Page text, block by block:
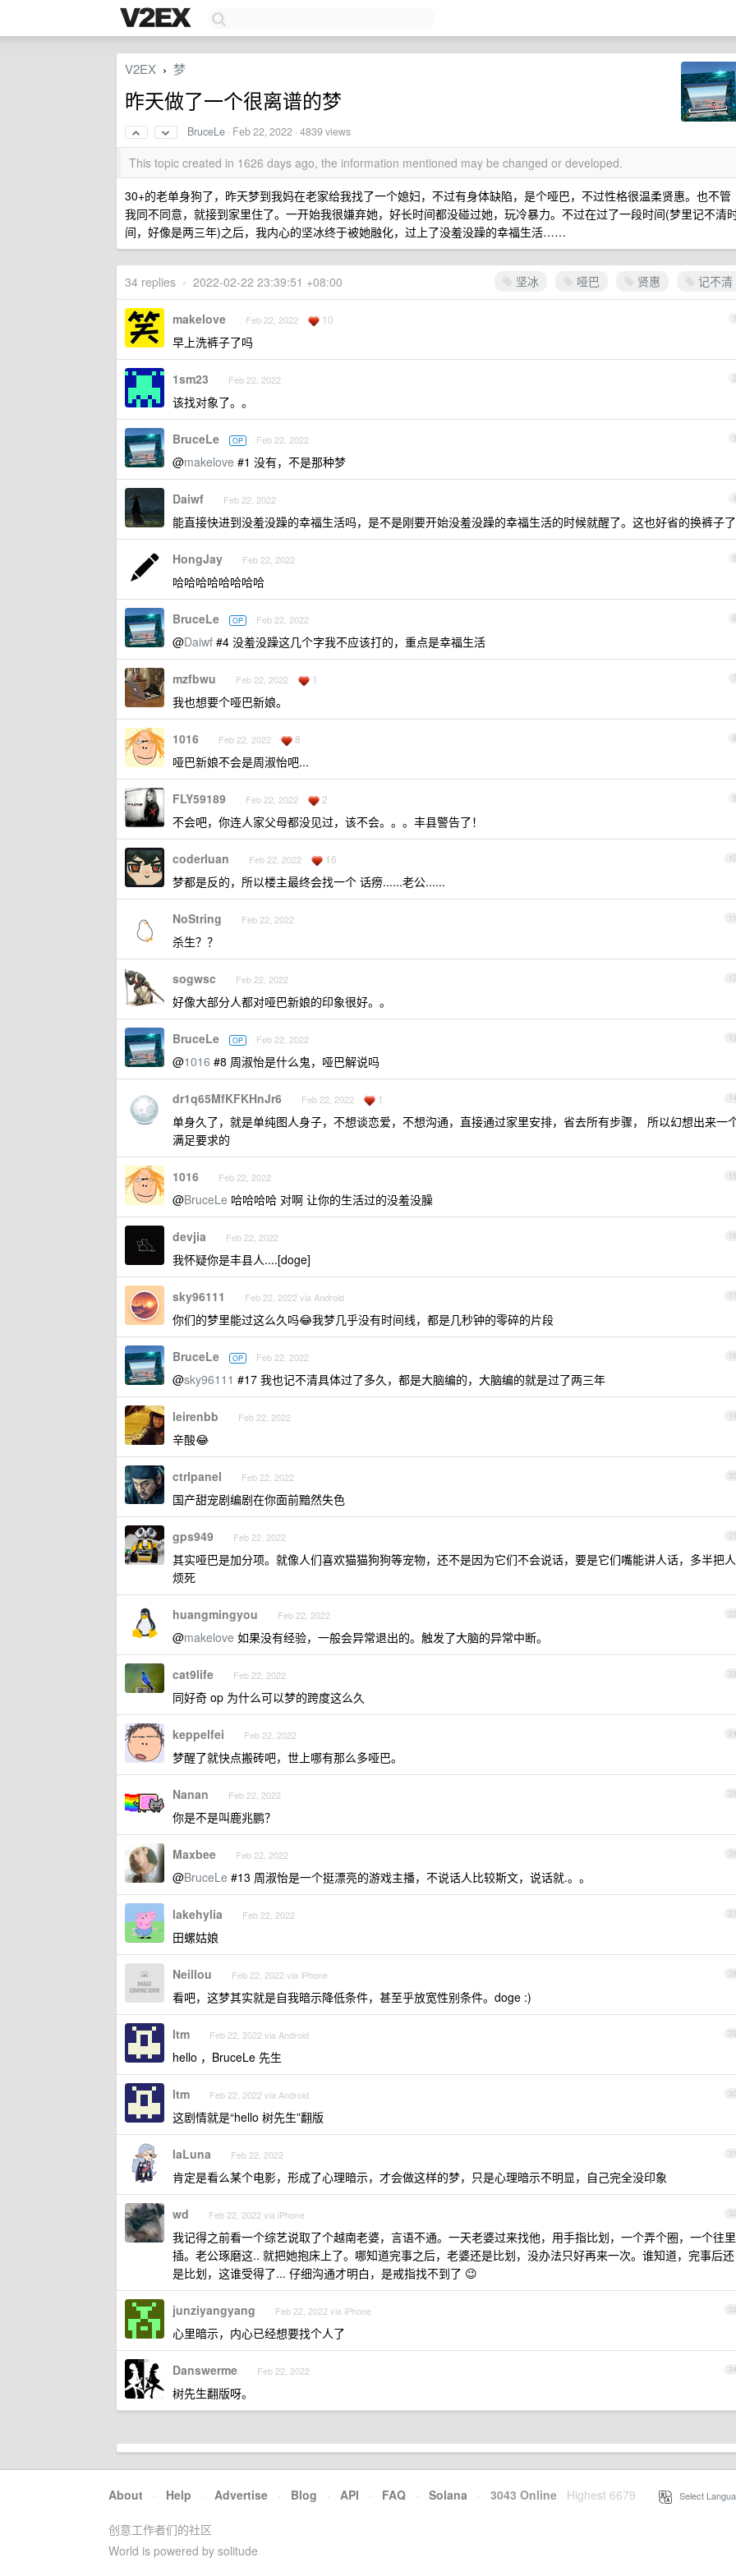
V2EX › 梦
昨天做了一个很离谱的梦
BruceLe · Feb 22, 2022 · 4839 views
This topic created in 1626 days ago, the information mentioned may be changed or developed.
30+的老单身狗了，昨天梦到我妈在老家给我找了一个媳妇，不过有身体缺陷，是个哑巴，不过性格很温柔贤惠。也不管
我同不同意，就接到家里住了。一开始我很嫌弃她，好长时间都没碰过她，玩冷暴力。不过在过了一段时间(梦里记不清
间，好像是两三年)之后，我内心的坚冰终于被她融化，过上了没羞没躁的幸福生活……
坚冰 哑巴 贤惠 记不清
34 replies • 2022-02-22 23:39:51 +08:00
1
makelove Feb 22, 2022 10
早上洗裤子了吗
2
1sm23 Feb 22, 2022
该找对象了。。
3
BruceLe OP Feb 22, 2022
@makelove #1 没有，不是那种梦
4
Daiwf Feb 22, 2022
能直接快进到没羞没躁的幸福生活吗，是不是刚要开始没羞没躁的幸福生活的时候就醒了。这也好省的换裤子了
5
HongJay Feb 22, 2022
哈哈哈哈哈哈哈哈
6
BruceLe OP Feb 22, 2022
@Daiwf #4 没羞没躁这几个字我不应该打的，重点是幸福生活
7
mzfbwu Feb 22, 2022 1
我也想要个哑巴新娘。
8
1016 Feb 22, 2022 8
哑巴新娘不会是周淑怡吧...
9
FLY59189 Feb 22, 2022 2
不会吧，你连人家父母都没见过，该不会。。。丰县警告了！
10
coderluan Feb 22, 2022 16
梦都是反的，所以楼主最终会找一个 话痨......老公......
11
NoString Feb 22, 2022
杀生？？
12
sogwsc Feb 22, 2022
好像大部分人都对哑巴新娘的印象很好。。
13
BruceLe OP Feb 22, 2022
@1016 #8 周淑怡是什么鬼，哑巴解说吗
14
dr1q65MfKFKHnJr6 Feb 22, 2022 1
单身久了，就是单纯图人身子，不想谈恋爱，不想沟通，直接通过家里安排，省去所有步骤， 所以幻想出来一
满足要求的
15
1016 Feb 22, 2022
@BruceLe 哈哈哈哈 对啊 让你的生活过的没羞没臊
16
devjia Feb 22, 2022
我怀疑你是丰县人....[doge]
17
sky96111 Feb 22, 2022 via Android
你们的梦里能过这么久吗😂我梦几乎没有时间线，都是几秒钟的零碎的片段
18
BruceLe OP Feb 22, 2022
@sky96111 #17 我也记不清具体过了多久，都是大脑编的，大脑编的就是过了两三年
19
leirenbb Feb 22, 2022
辛酸😂
20
ctrlpanel Feb 22, 2022
国产甜宠剧编剧在你面前黯然失色
21
gps949 Feb 22, 2022
其实哑巴是加分项。就像人们喜欢猫猫狗狗等宠物，还不是因为它们不会说话，要是它们嘴能讲人话，多半把人
烦死
22
huangmingyou Feb 22, 2022
@makelove 如果没有经验，一般会异常退出的。触发了大脑的异常中断。
23
cat9life Feb 22, 2022
同好奇 op 为什么可以梦的跨度这么久
24
keppelfei Feb 22, 2022
梦醒了就快点搬砖吧，世上哪有那么多哑巴。
25
Nanan Feb 22, 2022
你是不是叫鹿兆鹏？
26
Maxbee Feb 22, 2022
@BruceLe #13 周淑怡是一个挺漂亮的游戏主播，不说话人比较斯文，说话就.。。
27
lakehylia Feb 22, 2022
田螺姑娘
28
Neillou Feb 22, 2022 via iPhone
看吧，这梦其实就是自我暗示降低条件，甚至乎放宽性别条件。doge :)
29
ltm Feb 22, 2022 via Android
hello ，BruceLe 先生
30
ltm Feb 22, 2022 via Android
这剧情就是“hello 树先生”翻版
31
laLuna Feb 22, 2022
肯定是看么某个电影，形成了心理暗示，才会做这样的梦，只是心理暗示不明显，自己完全没印象
32
wd Feb 22, 2022 via iPhone
我记得之前看一个综艺说取了个越南老婆，言语不通。一天老婆过来找他，用手指比划，一个弄个圈，一个往里
插。老公琢磨这.. 就把她抱床上了。哪知道完事之后，老婆还是比划，没办法只好再来一次。谁知道，完事后还
是比划，这谁受得了... 仔细沟通才明白，是戒指找不到了 😉
33
junziyangyang Feb 22, 2022 via iPhone
心里暗示，内心已经想要找个人了
34
Danswerme Feb 22, 2022
树先生翻版呀。
About · Help · Advertise · Blog · API · FAQ · Solana · 3043 Online Highest 6679 Select
创意工作者们的社区
World is powered by solitude